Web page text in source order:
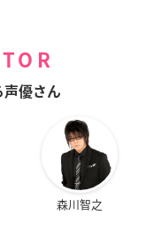
声優さん
森川智之